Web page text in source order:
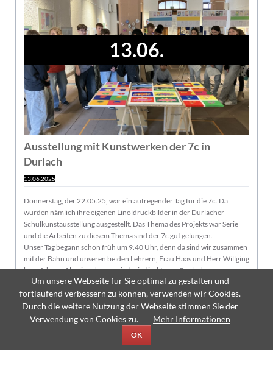
13.06.
Ausstellung mit Kunstwerken der 7c in
Durlach
13.06.2025
Donnerstag, der 22.05.25, war ein aufregender Tag für die 7c. Da
wurden nämlich ihre eigenen Linoldruckbilder in der Durlacher
Schulkunstausstellung ausgestellt. Das Thema des Projekts war Serie
und die Arbeiten zu diesem Thema sind der 7c gut gelungen.
Unser Tag begann schon früh um 9.40 Uhr, denn da sind wir zusammen
mit der Bahn und unseren beiden Lehrern, Frau Haas und Herr Willging
losgefahren. Als wir ankamen sind wir direkt zum Durlacher
Rathauskeller gelaufen, denn dort war die Ausstellung. Auch andere
Schulen präsentierten hier ihre Kunstwerke. Um mehr über die
Ausstellung zu erfahren hat Frau Haas für uns ein Quiz vorbereitet.
Um unsere Webseite für Sie optimal zu gestalten und
fortlaufend verbessern zu können, verwenden wir Cookies.
Durch die weitere Nutzung der Webseite stimmen Sie der
Verwendung von Cookies zu.
Mehr Informationen
OK